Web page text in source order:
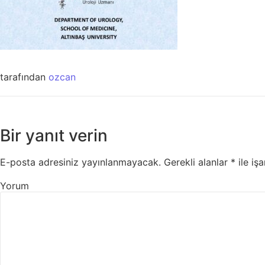
tarafından ozcan
Bir yanıt verin
E-posta adresiniz yayınlanmayacak. Gerekli alanlar * ile
Yorum